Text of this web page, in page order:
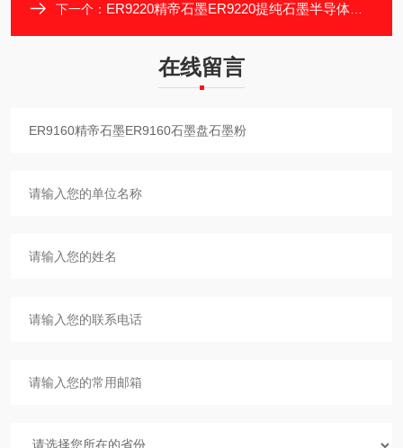
下一个： ER9220精帝石墨ER9220提纯石墨半导体石墨
在线留言